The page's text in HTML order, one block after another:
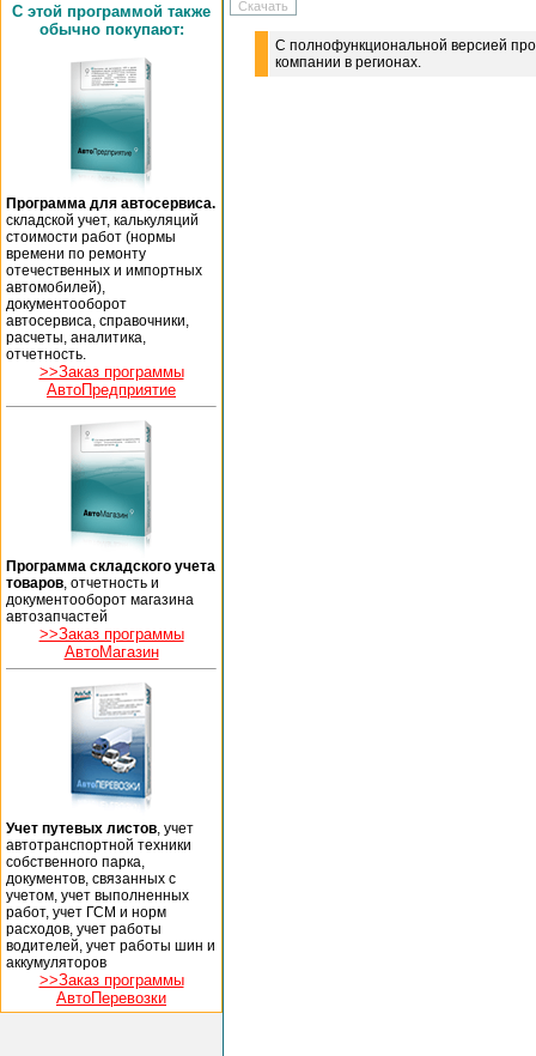
C этой программой также
обычно покупают:
Программа для автосервиса.
складской учет, калькуляций
стоимости работ (нормы
времени по ремонту
отечественных и импортных
автомобилей),
документооборот
автосервиса, справочники,
расчеты, аналитика,
отчетность.
>>Заказ программы
АвтоПредприятие
Программа складского учета
товаров , отчетность и
документооборот магазина
автозапчастей
>>Заказ программы
АвтоМагазин
Учет путевых листов , учет
автотранспортной техники
собственного парка,
документов, связанных с
учетом, учет выполненных
работ, учет ГСМ и норм
расходов, учет работы
водителей, учет работы шин и
аккумуляторов
>>Заказ программы
АвтоПеревозки
С полнофункциональной версией
компании в регионах.